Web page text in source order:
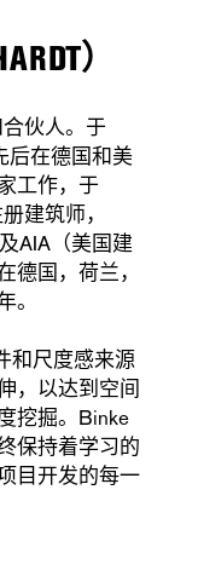
）
伙人。于
后在德国和美
工作，于
建筑师，
AIA（美国建
德国，荷兰，
。
和尺度感来源
，以达到空间
挖掘。Binke
保持着学习的
目开发的每一